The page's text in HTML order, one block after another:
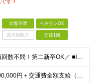
学歴不問 ベテランOK
賞与複数月 面接1回
＼学歴・経験・転職回数不問！第二新卒OK／ ■IT・Web業界の仕事に興味がある方 ■将来を見据えて手に職をつけたい方 ★20～30代が活躍中！同年代の仲間と一緒に働きたいという方にもピッタリです ★
⽉給250,000円～300,000円＋交通費全額⽀給（正社員登⽤後︓昇給年4回） ※給与は経験・スキルなどを考慮の上、最終決定いたします ※上記額にはみなし残業代(⽉14時間分、2万4,648円分